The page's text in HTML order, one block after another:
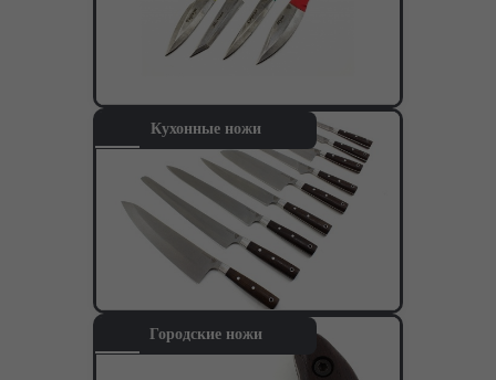
Кухонные ножи
Городские ножи